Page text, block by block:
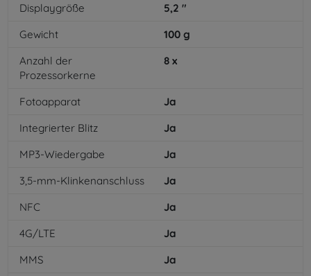
Displaygröße
5,2 "
Gewicht
100 g
Anzahl der
Prozessorkerne
8 x
Fotoapparat
Ja
Integrierter Blitz
Ja
MP3-Wiedergabe
Ja
3,5-mm-Klinkenanschluss
Ja
NFC
Ja
4G/LTE
Ja
MMS
Ja